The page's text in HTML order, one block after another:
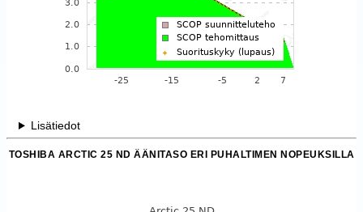
Lisätiedot
TOSHIBA ARCTIC 25 ND ÄÄNITASO ERI PUHALTIMEN NOPEUKSILLA